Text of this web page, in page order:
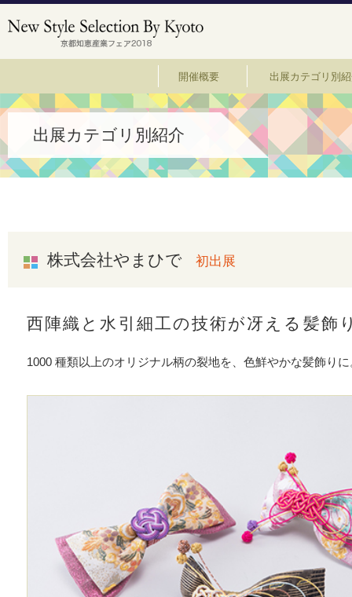
開催概要 出展カテゴリ別
出展カテゴリ別紹介
株式会社やまひで 初出展
西陣織と水引細工の技術が冴える髪飾
1000 種類以上のオリジナル柄の裂地を、色鮮やかな髪飾り